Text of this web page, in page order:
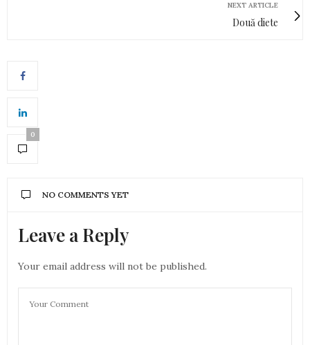
NEXT ARTICLE
Două diete
0
NO COMMENTS YET
Leave a Reply
Your email address will not be published.